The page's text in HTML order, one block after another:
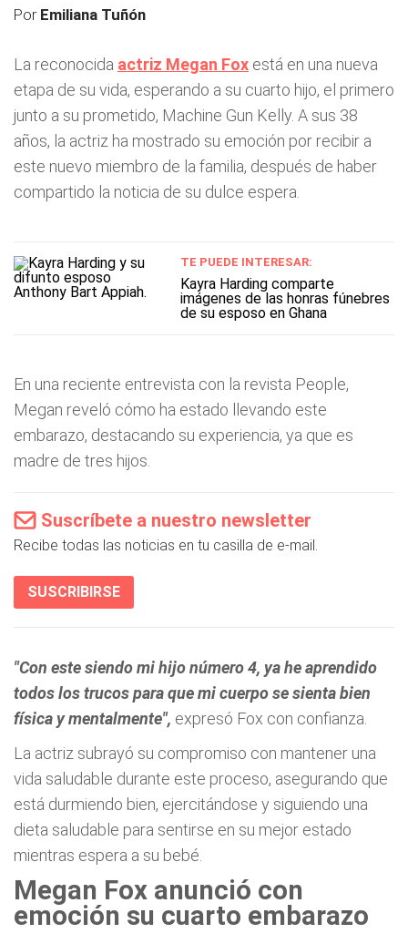
Por Emiliana Tuñón
La reconocida actriz Megan Fox está en una nueva
etapa de su vida, esperando a su cuarto hijo, el primero
junto a su prometido, Machine Gun Kelly. A sus 38
años, la actriz ha mostrado su emoción por recibir a
este nuevo miembro de la familia, después de haber
compartido la noticia de su dulce espera.
TE PUEDE INTERESAR:
Kayra Harding comparte
imágenes de las honras fúnebres
de su esposo en Ghana
En una reciente entrevista con la revista People,
Megan reveló cómo ha estado llevando este
embarazo, destacando su experiencia, ya que es
madre de tres hijos.
Suscríbete a nuestro newsletter
Recibe todas las noticias en tu casilla de e-mail.
SUSCRIBIRSE
"Con este siendo mi hijo número 4, ya he aprendido
todos los trucos para que mi cuerpo se sienta bien
física y mentalmente", expresó Fox con confianza.
La actriz subrayó su compromiso con mantener una
vida saludable durante este proceso, asegurando que
está durmiendo bien, ejercitándose y siguiendo una
dieta saludable para sentirse en su mejor estado
mientras espera a su bebé.
Megan Fox anunció con
emoción su cuarto embarazo